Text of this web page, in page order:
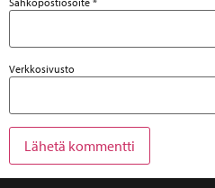
Verkkosivusto